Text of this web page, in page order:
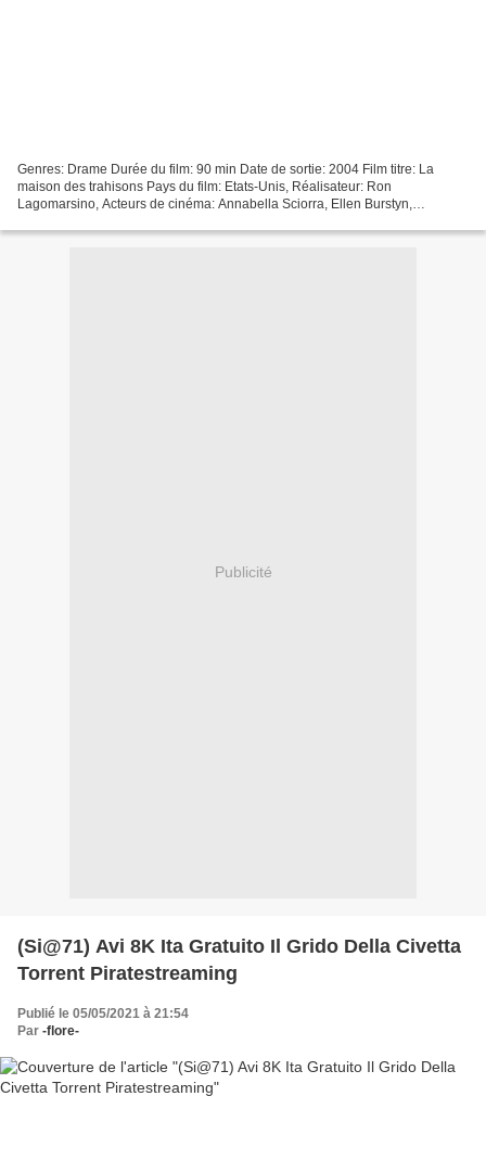
Genres: Drame Durée du film: 90 min Date de sortie: 2004 Film titre: La
maison des trahisons Pays du film: Etats-Unis, Réalisateur: Ron
Lagomarsino, Acteurs de cinéma: Annabella Sciorra, Ellen Burstyn,
Publicité
(Si@71) Avi 8K Ita Gratuito Il Grido Della Civetta
Torrent Piratestreaming
Publié le 05/05/2021 à 21:54
Par -flore-